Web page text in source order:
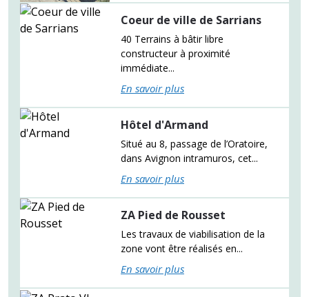
Coeur de ville de Sarrians
40 Terrains à bâtir libre
constructeur à proximité
immédiate...
En savoir plus
Hôtel d'Armand
Situé au 8, passage de l’Oratoire,
dans Avignon intramuros, cet...
En savoir plus
ZA Pied de Rousset
Les travaux de viabilisation de la
zone vont être réalisés en...
En savoir plus